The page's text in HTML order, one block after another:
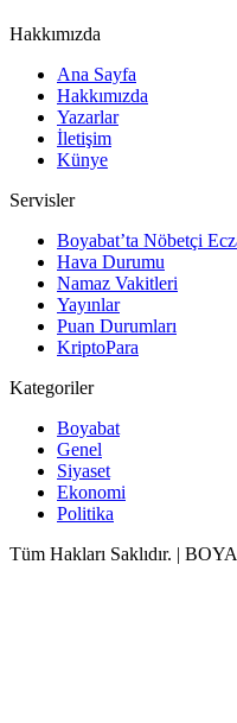
Hakkımızda
Ana Sayfa
Hakkımızda
Yazarlar
İletişim
Künye
Servisler
Boyabat’ta Nöbetçi
Hava Durumu
Namaz Vakitleri
Yayınlar
Puan Durumları
KriptoPara
Kategoriler
Boyabat
Genel
Siyaset
Ekonomi
Politika
Tüm Hakları Saklıdır. |